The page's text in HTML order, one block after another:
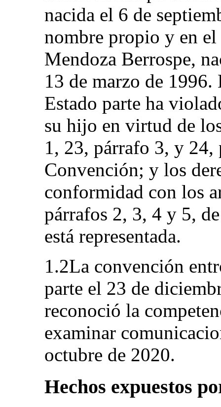
nacida el 6 de
nombre propio y en
Mendoza Berrospe,
13 de marzo de
Estado parte ha
su hijo en virtud de
1, 23, párrafo 3, y 24,
Convención; y los
conformidad con los
párrafos 2, 3, 4 y 5,
está representada.
1.2La convención
parte el 23 de
reconoció la
examinar
octubre de 2020.
Hechos expuestos